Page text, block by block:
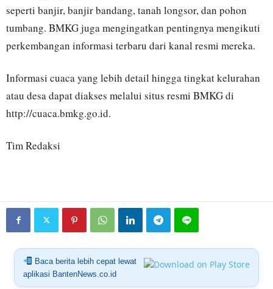
seperti banjir, banjir bandang, tanah longsor, dan pohon
tumbang. BMKG juga mengingatkan pentingnya mengikuti
perkembangan informasi terbaru dari kanal resmi mereka.
Informasi cuaca yang lebih detail hingga tingkat kelurahan
atau desa dapat diakses melalui situs resmi BMKG di
http://cuaca.bmkg.go.id.
Tim Redaksi
Baca berita lebih cepat lewat
aplikasi BantenNews.co.id